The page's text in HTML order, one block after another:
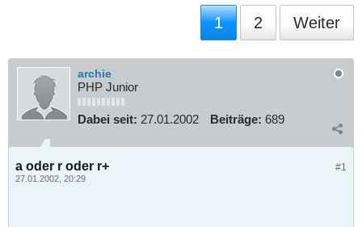
1 2 Weiter
archie
PHP Junior
Dabei seit: 27.01.2002 Beiträge: 689
#1
a oder r oder r+
27.01.2002, 20:29